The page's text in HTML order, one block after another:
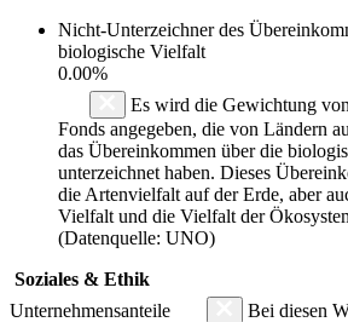
Nicht-Unterzeichner des
biologische Vielfalt
0.00%
Es wird die Gewichtung
Fonds angegeben, die von Ländern
das Übereinkommen über die
unterzeichnet haben. Dieses
die Artenvielfalt auf der Erde, aber
Vielfalt und die Vielfalt der
(Datenquelle: UNO)
Soziales & Ethik
Unternehmensanteile
Bei diesen